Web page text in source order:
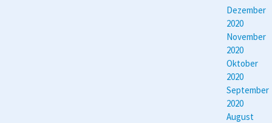
Dezember
2020
November
2020
Oktober
2020
September
2020
August